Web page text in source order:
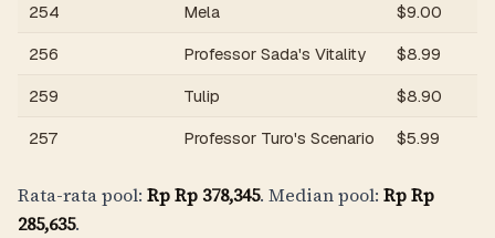
254
Mela $9.00
256
Professor Sada's Vitality $8.99
259
Tulip $8.90
257
Professor Turo's Scenario $5.99
Rata-rata pool: RpRp 378,345. Median pool: RpRp
285,635.